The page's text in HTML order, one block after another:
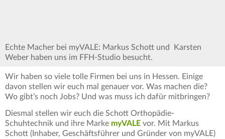
Echte Macher bei myVALE: Markus Schott und Karsten
Weber haben uns im FFH-Studio besucht.
Wir haben so viele tolle Firmen bei uns in Hessen. Einige
davon stellen wir euch mal genauer vor. Was machen die?
Wo gibt’s noch Jobs? Und was muss ich dafür mitbringen?
Diesmal stellen wir euch die Schott Orthopädie-
Schuhtechnik und ihre Marke myVALE vor. Mit Markus
Schott (Inhaber, Geschäftsführer und Gründer von myVALE)